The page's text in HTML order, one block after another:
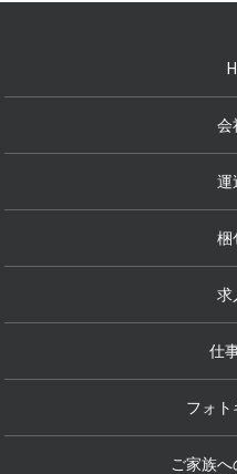
会
運
梱
求
仕
フォト
ご家族